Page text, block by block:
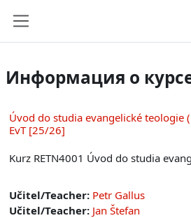
Информация о
Úvod do studia evangelické teologie
EvT [25/26]
Kurz RETN4001 Úvod do studia
Učitel/Teacher: Petr Gallus
Učitel/Teacher: Jan Štefan